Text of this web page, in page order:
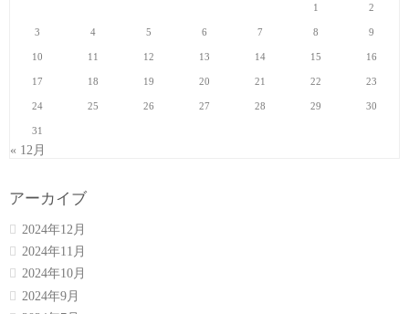
1
2
3 4 5 6 7 8 9
10 11 12 13 14 15 16
17 18 19 20 21 22 23
24 25 26 27 28 29 30
31
« 12月
アーカイブ
2024年12月
2024年11月
2024年10月
2024年9月